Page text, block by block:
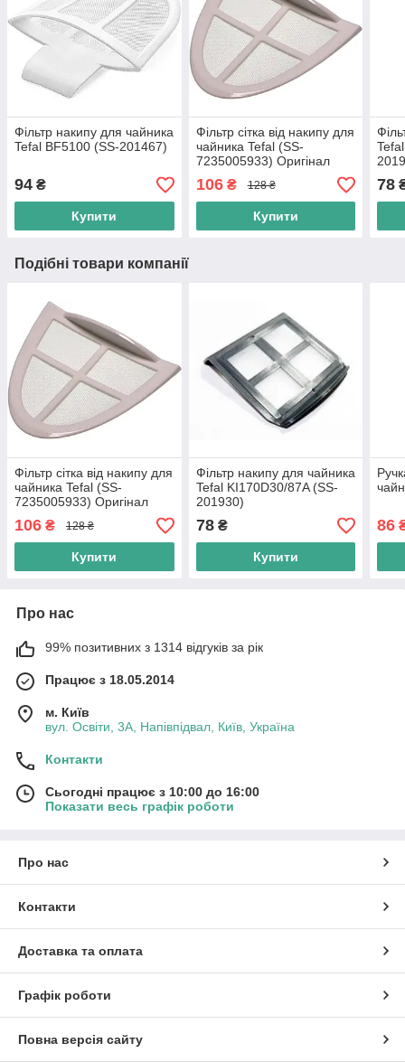
Фільтр накипу для чайника
Tefal BF5100 (SS-201467)
94 ₴
Купити
Фільтр сітка від накипу для
чайника Tefal (SS-
7235005933) Оригінал
106₴ 128 ₴
Купити
78
Подібні товари компанії
Фільтр сітка від накипу для
чайника Tefal (SS-
7235005933) Оригінал
106 ₴ 128 ₴
Купити
Фільтр накипу для чайника
Tefal KI170D30/87A (SS-
201930)
78₴
Купити
86
Про нас
99% позитивних з 1314 відгуків за рік
Працює з 18.05.2014
м. Київ
вул. Освіти, 3А, Напівпідвал, Київ, Україна
Контакти
Сьогодні працює з 10:00 до 16:00
Показати весь графік роботи
Про нас
Контакти
Доставка та оплата
Графік роботи
Повна версія сайту